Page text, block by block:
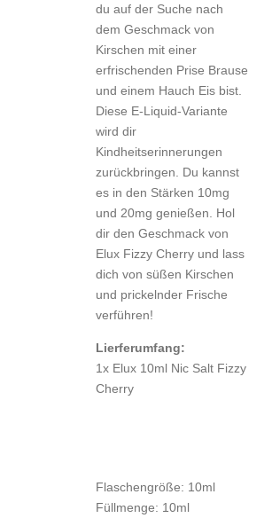
du auf der Suche nach
dem Geschmack von
Kirschen mit einer
erfrischenden Prise Brause
und einem Hauch Eis bist.
Diese E-Liquid-Variante
wird dir
Kindheitserinnerungen
zurückbringen. Du kannst
es in den Stärken 10mg
und 20mg genießen. Hol
dir den Geschmack von
Elux Fizzy Cherry und lass
dich von süßen Kirschen
und prickelnder Frische
verführen!
Lierferumfang:
1x Elux 10ml Nic Salt Fizzy
Cherry
Flaschengröße: 10ml
Füllmenge: 10ml